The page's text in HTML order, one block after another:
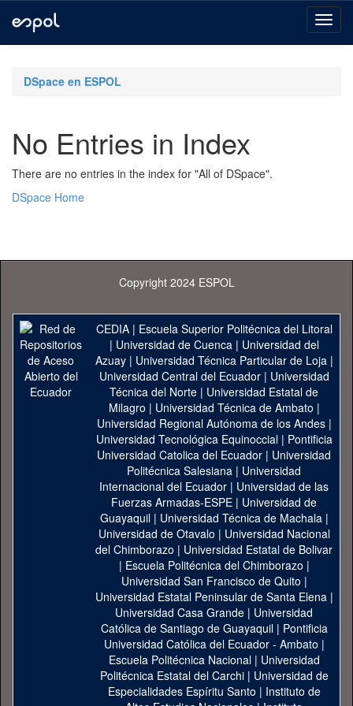
navigationDSpace en ESPOL
No Entries in Index
There are no entries in the index for "All of DSpace".
DSpace Home
Copyright 2024 ESPOL
CEDIA| Escuela Superior Politécnica del Litoral
| Universidad de Cuenca| Universidad del
Azuay| Universidad Técnica Particular de Loja|
Universidad Central del Ecuador| Universidad
Técnica del Norte | Universidad Estatal de
Milagro | Universidad Técnica de Ambato |
Universidad Regional Autónoma de los Andes|
Universidad Tecnológica Equinoccial| Pontificia
Universidad Catolica del Ecuador | Universidad
Politécnica Salesiana | Universidad
Internacional del Ecuador | Universidad de las
Fuerzas Armadas-ESPE | Universidad de
Guayaquil| Universidad Técnica de Machala|
Universidad de Otavalo | Universidad Nacional
del Chimborazo | Universidad Estatal de Bolivar
| Escuela Politécnica del Chimborazo |
Universidad San Francisco de Quito |
Universidad Estatal Peninsular de Santa Elena|
Universidad Casa Grande | Universidad
Católica de Santiago de Guayaquil| Pontificia
Universidad Católica del Ecuador - Ambato |
Escuela Politécnica Nacional| Universidad
Politécnica Estatal del Carchi| Universidad de
Especialidades Espíritu Santo | Instituto de